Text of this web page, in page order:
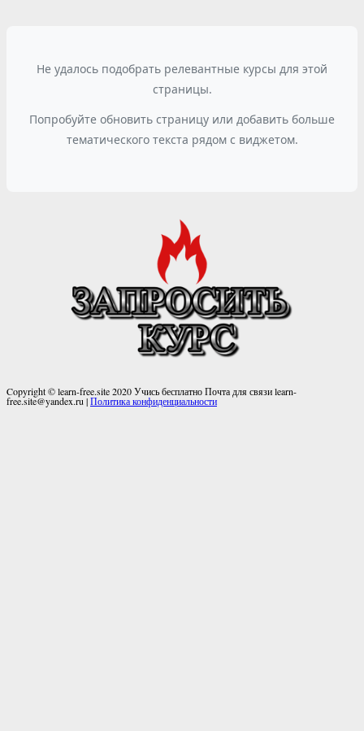
Copyright © learn-free.site 2020 Учись бесплатно Почта для связи learn-
free.site@yandex.ru |Политика конфиденциальности